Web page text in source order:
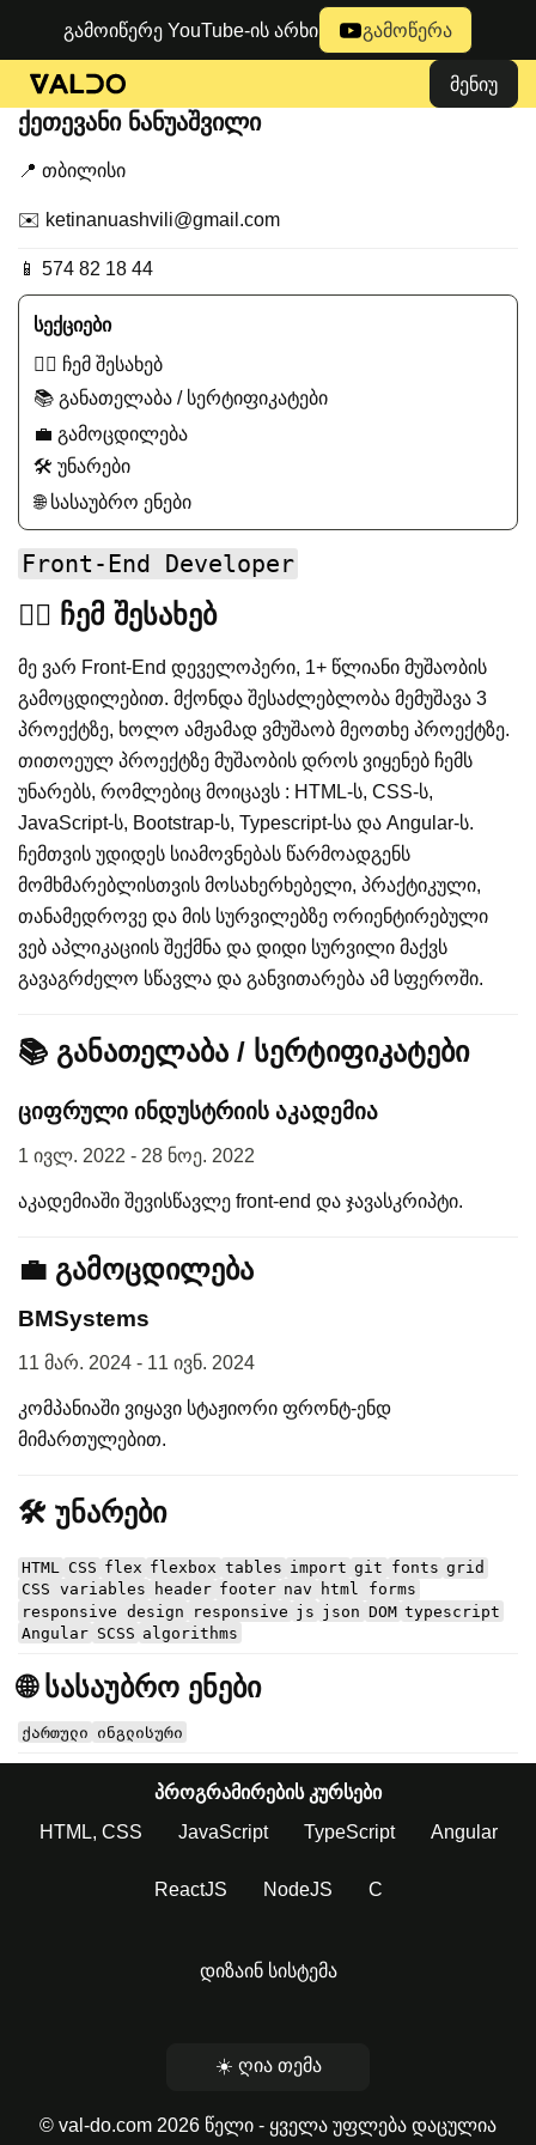
გამოიწერე YouTube-ის არხი გამოწერა
მენიუ
ქეთევანი ნანუაშვილი
📍 თბილისი
✉️ ketinanuashvili@gmail.com
📱 574 82 18 44
სექციები
🙋‍♂️ ჩემ შესახებ
📚 განათელაბა / სერტიფიკატები
💼 გამოცდილება
🛠️ უნარები
🌐 სასაუბრო ენები
Front-End Developer
🙋‍♂️ ჩემ შესახებ
მე ვარ Front-End დეველოპერი, 1+ წლიანი მუშაობის
გამოცდილებით. მქონდა შესაძლებლობა მემუშავა 3
პროექტზე, ხოლო ამჟამად ვმუშაობ მეოთხე პროექტზე.
თითოეულ პროექტზე მუშაობის დროს ვიყენებ ჩემს
უნარებს, რომლებიც მოიცავს : HTML-ს, CSS-ს,
JavaScript-ს, Bootstrap-ს, Typescript-სა და Angular-ს.
ჩემთვის უდიდეს სიამოვნებას წარმოადგენს
მომხმარებლისთვის მოსახერხებელი, პრაქტიკული,
თანამედროვე და მის სურვილებზე ორიენტირებული
ვებ აპლიკაციის შექმნა და დიდი სურვილი მაქვს
გავაგრძელო სწავლა და განვითარება ამ სფეროში.
📚 განათელაბა / სერტიფიკატები
ციფრული ინდუსტრიის აკადემია
1 ივლ. 2022 - 28 ნოე. 2022
აკადემიაში შევისწავლე front-end და ჯავასკრიპტი.
💼 გამოცდილება
BMSystems
11 მარ. 2024 - 11 ივნ. 2024
კომპანიაში ვიყავი სტაჟიორი ფრონტ-ენდ
მიმართულებით.
🛠️ უნარები
HTML CSS flex flexbox tables import git fonts grid
CSS variables
header footer nav
html forms
responsive design
responsive js json DOM typescript
Angular SCSS algorithms
🌐 სასაუბრო ენები
ქართული ინგლისური
პროგრამირების კურსები
HTML, CSS
JavaScript TypeScript Angular
ReactJS NodeJS C
დიზაინ სისტემა
☀️ ღია თემა
© val-do.com 2026 წელი - ყველა უფლება დაცულია